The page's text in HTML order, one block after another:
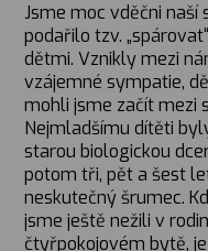
Jsme moc vděčni naší
podařilo tzv.
dětmi. Vznikly mezi
vzájemné sympatie,
mohli jsme začít mezi
Nejmladšímu dítěti
starou biologickou
potom tři, pět a šest
neskutečný šrumec.
jsme ještě nežili v
čtyřpokojovém bytě,